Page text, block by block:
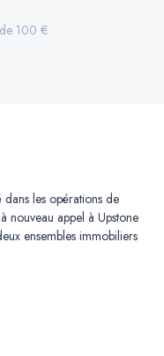
100 €
les opérations de
nouveau appel à Upstone
ensembles immobiliers